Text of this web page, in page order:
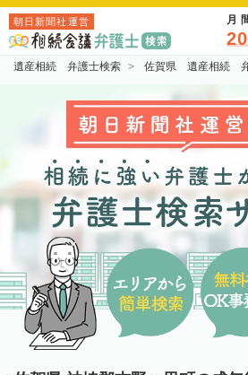
朝日新聞社運営 月
遺産相続 弁護士検索 佐賀県 遺産相続